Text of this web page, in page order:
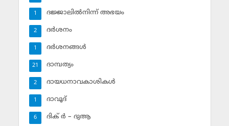
ദജ്ജാലില്‍നിന്ന് അഭയം
1
ദര്‍ശനം
2
ദര്‍ശനങ്ങള്‍
1
ദാമ്പത്യം
21
ദായധനാവകാശികള്‍
2
ദാവൂദ്‌
1
ദിക് ര്‍ – ദുആ
6